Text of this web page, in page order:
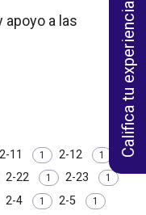
apoyo a las
2-11 1 2-12 1
2-22 1 2-23 1
2-4 1 2-5 1
Califica tu experiencia